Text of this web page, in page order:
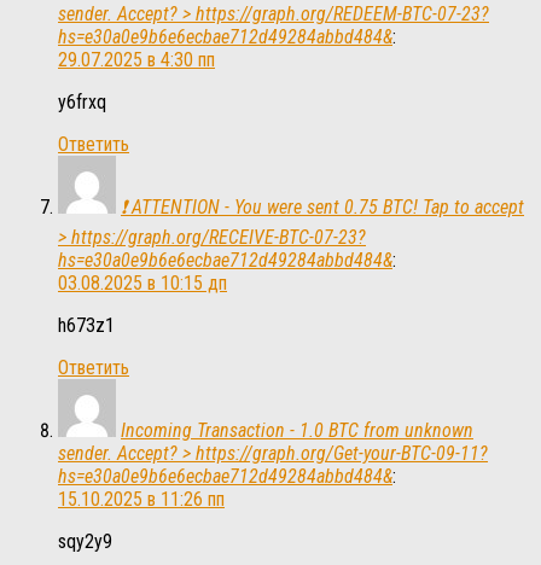
sender. Accept? > https://graph.org/REDEEM-BTC-07-23?
hs=e30a0e9b6e6ecbae712d49284abbd484&:
29.07.2025 в 4:30 пп
y6frxq
Ответить
❗ ATTENTION - You were sent 0.75 BTC! Tap to accept
> https://graph.org/RECEIVE-BTC-07-23?
hs=e30a0e9b6e6ecbae712d49284abbd484&:
03.08.2025 в 10:15 дп
h673z1
Ответить
Incoming Transaction - 1.0 BTC from unknown
sender. Accept? > https://graph.org/Get-your-BTC-09-11?
hs=e30a0e9b6e6ecbae712d49284abbd484&:
15.10.2025 в 11:26 пп
sqy2y9